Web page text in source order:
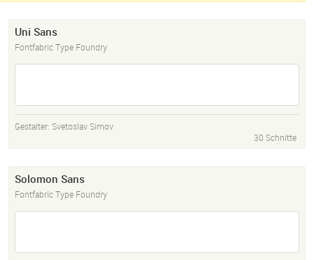
Uni Sans
Fontfabric Type Foundry
Gestalter: Svetoslav Simov
30 Schnitte
Solomon Sans
Fontfabric Type Foundry